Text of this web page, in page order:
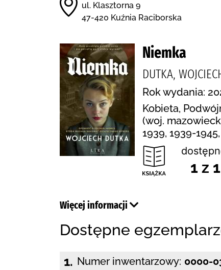
ul. Klasztorna 9
47-420 Kuźnia Raciborska
Niemka
DUTKA,
Rok wydania:
Kobieta,
(woj.
1939, 1939-
1 z 1
Więcej informacji
Dostępne
1. Numer inwentarzowy: 0000-